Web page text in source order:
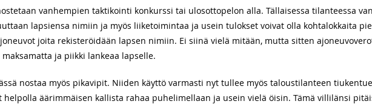
vanhempien taktikointi konkurssi tai ulosottopelon alla. Tällaisessa tilanteessa
lapsiensa nimiin ja myös liiketoimintaa ja usein tulokset voivat olla kohtalokkaita
joita rekisteröidään lapsen nimiin. Ei siinä vielä mitään, mutta sitten
ja piikki lankeaa lapselle.
nostaa myös pikavipit. Niiden käyttö varmasti nyt tullee myös taloustilanteen
helpolla äärimmäisen kallista rahaa puhelimellaan ja usein vielä öisin. Tämä villilänsi